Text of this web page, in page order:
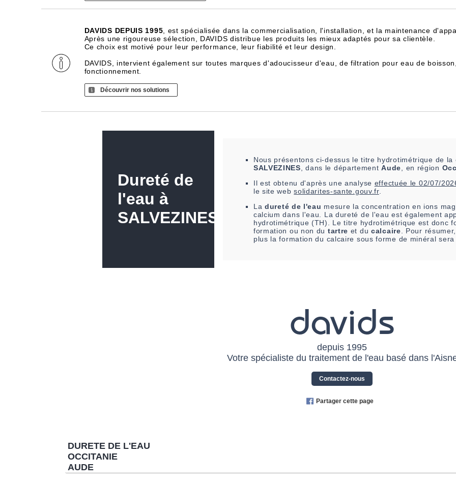
DAVIDS DEPUIS 1995 , est spécialisée dans la commercialisation, l'installation, et la maintenance
Après une rigoureuse sélection, DAVIDS distribue les produits les mieux adaptés pour sa clientèle.
Ce choix est motivé pour leur performance, leur fiabilité et leur design.
DAVIDS, intervient également sur toutes marques d'adoucisseur d'eau, de filtration pour eau de
fonctionnement.
Découvrir nos solutions
Dureté de
l'eau à
SALVEZINES
Nous présentons ci-dessus le titre hydrotimétrique de la
SALVEZINES, dans le départementAude, en région
Il est obtenu d'après une analyse effectuée le 02/07/
le site websolidarites-sante.gouv.fr.
La dureté de l'eau mesure la concentration en ions
calcium dans l'eau. La dureté de l'eau est également
hydrotimétrique (TH). Le titre hydrotimétrique est donc
formation ou non du tartre et du calcaire. Pour
plus la formation du calcaire sous forme de minéral
davids
depuis 1995
Votre spécialiste du traitement de l'eau basé dans
Contactez-nous
Partager cette page
DURETE DE L'EAU
OCCITANIE
AUDE